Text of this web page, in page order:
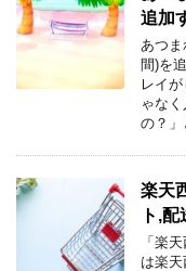
追加
あつ
間)を
レイ
ゃな
の？」
楽天
ト,
「楽
は楽